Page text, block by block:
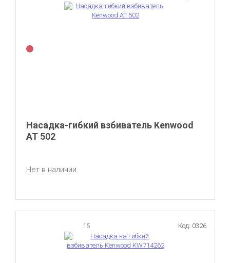
Насадка-гибкий взбиватель Kenwood
AT 502
Нет в наличии
15 Код: 0326